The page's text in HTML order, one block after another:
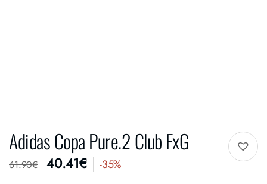
Adidas Copa Pure.2 Club FxG
61.90€ 40.41€ -35%